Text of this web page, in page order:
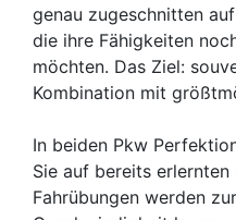
genau zugeschnitten
die ihre Fähigkeiten
möchten. Das Ziel:
Kombination mit
In beiden Pkw
Sie auf bereits
Fahrübungen werden